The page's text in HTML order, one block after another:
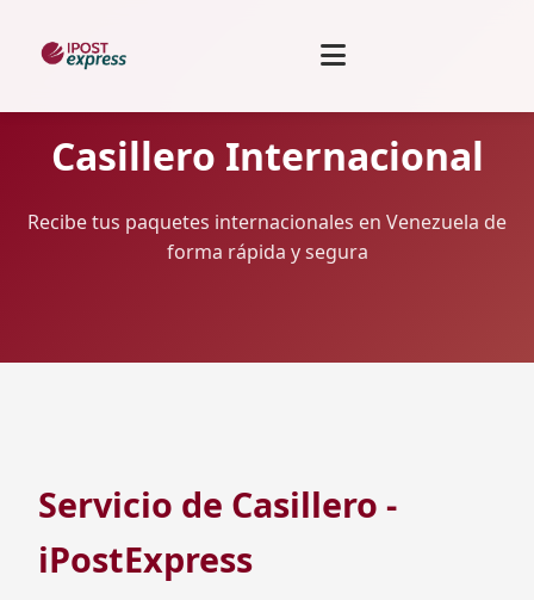
Casillero Internacional
Recibe tus paquetes internacionales en Venezuela de
forma rápida y segura
Servicio de Casillero -
iPostExpress